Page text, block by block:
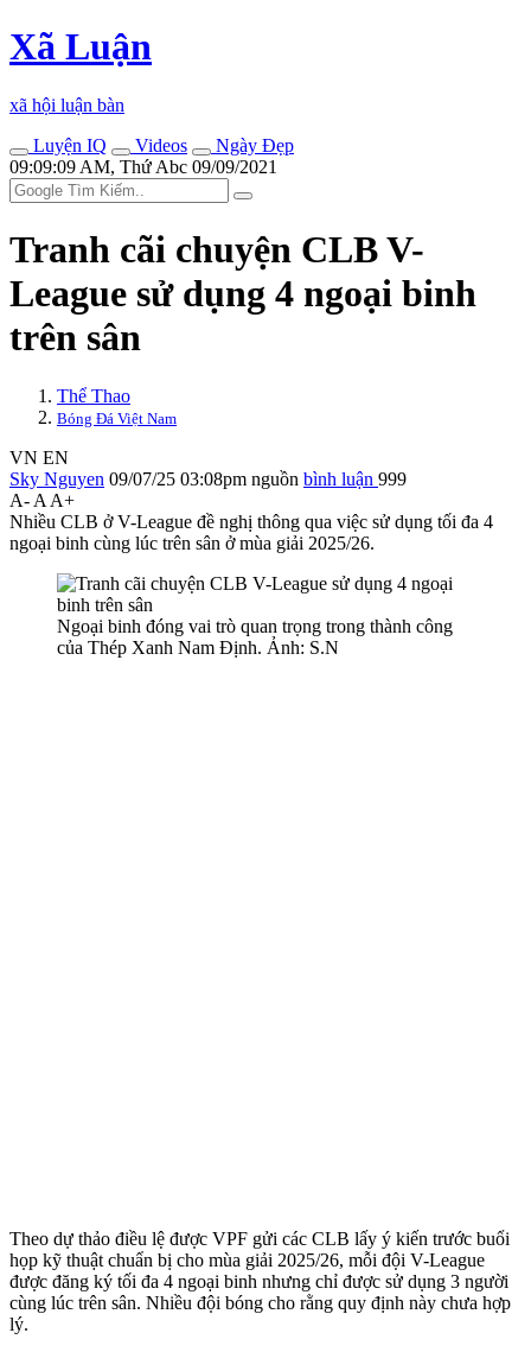
Xã Luận
xã hội luận bàn
Luyện IQ
Videos
Ngày Đẹp
09:09:09 AM, Thứ Abc 09/09/2021
Tranh cãi chuyện CLB V-
League sử dụng 4 ngoại binh
trên sân
Thể Thao
Bóng Đá Việt Nam
VN EN
Sky Nguyen 09/07/25 03:08pm nguồn bình luận 999
A- A A+
Nhiều CLB ở V-League đề nghị thông qua việc sử dụng tối đa 4
ngoại binh cùng lúc trên sân ở mùa giải 2025/26.
Ngoại binh đóng vai trò quan trọng trong thành công
của Thép Xanh Nam Định. Ảnh: S.N
Theo dự thảo điều lệ được VPF gửi các CLB lấy ý kiến trước buổi
họp kỹ thuật chuẩn bị cho mùa giải 2025/26, mỗi đội V-League
được đăng ký tối đa 4 ngoại binh nhưng chỉ được sử dụng 3 người
cùng lúc trên sân. Nhiều đội bóng cho rằng quy định này chưa hợp
lý.